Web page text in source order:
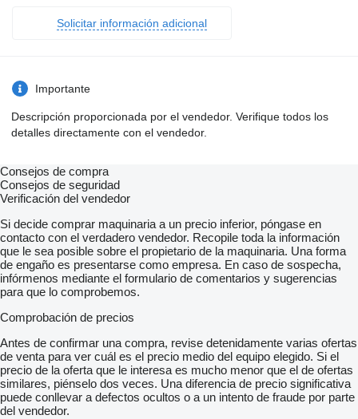
Solicitar información adicional
Importante
Descripción proporcionada por el vendedor. Verifique todos los
detalles directamente con el vendedor.
Consejos de compra
Consejos de seguridad
Verificación del vendedor
Si decide comprar maquinaria a un precio inferior, póngase en
contacto con el verdadero vendedor. Recopile toda la información
que le sea posible sobre el propietario de la maquinaria. Una forma
de engaño es presentarse como empresa. En caso de sospecha,
infórmenos mediante el formulario de comentarios y sugerencias
para que lo comprobemos.
Comprobación de precios
Antes de confirmar una compra, revise detenidamente varias ofertas
de venta para ver cuál es el precio medio del equipo elegido. Si el
precio de la oferta que le interesa es mucho menor que el de ofertas
similares, piénselo dos veces. Una diferencia de precio significativa
puede conllevar a defectos ocultos o a un intento de fraude por parte
del vendedor.